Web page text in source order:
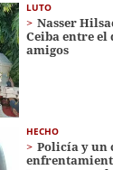
LUTO
Nasser
Ceiba entre
amigos
HECHO
Policía y un